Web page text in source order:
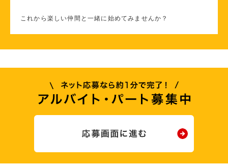
これから楽しい仲間と一緒に始めてみませんか？